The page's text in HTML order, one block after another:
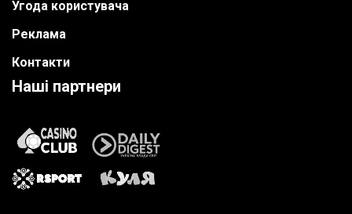
Угода користувача
Реклама
Контакти
Наші партнери